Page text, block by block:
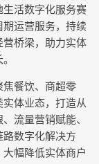
活数字化服务赛
运营服务，持续
桥梁，助力实体
餐饮、商超零
体业态，打造从
流量营销赋能、
数字化解决方
幅降低实体商户